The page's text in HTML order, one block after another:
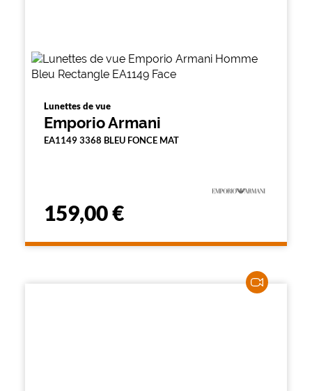
Lunettes de vue
Emporio Armani
EA1149 3368 BLEU FONCE MAT
159,00 €